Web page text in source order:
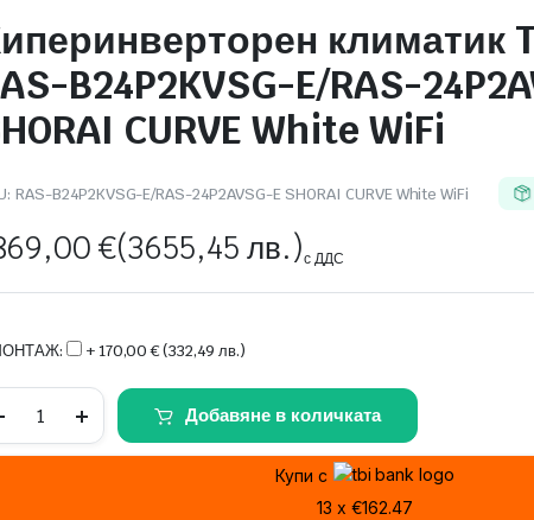
климатик
B24P2KVSG-E/RAS-
CURVE White WiFi
RAS-B24P2KVSG-E/RAS-24P2AVSG-E SHORAI CURVE White WiFi
€(3655,45 лв.)с ДДС
+ 170,00 € (332,49 лв.)
Хиперинверторен
климатик
RAS-
Добавяне в количката
Купи с
13 x €162.47